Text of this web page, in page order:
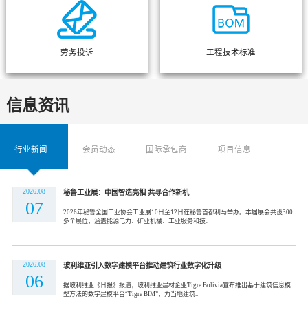
劳务投诉 工程技术标准
信息资讯
行业新闻 会员动态 国际承包商 项目信息
2026.08
07
秘鲁工业展：中国智造亮相 共寻合作新机
2026年秘鲁全国工业协会工业展10日至12日在秘鲁首都利马举办。本届展会共设300
多个展位，涵盖能源电力、矿业机械、工业服务和技..
2026.08
06
玻利维亚引入数字建模平台推动建筑行业数字化升级
据玻利维亚《日报》报道，玻利维亚建材企业Tigre Bolivia宣布推出基于建筑信息模
型方法的数字建模平台“Tigre BIM”，为当地建筑..